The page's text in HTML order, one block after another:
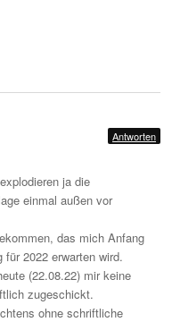
Antworten
ja die
einmal außen vor
das mich Anfang
2022 erwarten wird.
(22.08.22) mir keine
zugeschickt.
ohne schriftliche